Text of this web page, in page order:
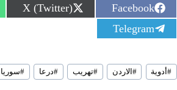
S
h
a
r
o
n
Facebook
S
h
o
n
X (Twitter)
S
h
r
e
o
Telegram
وسوم
المقال:
#أدوية #الاردن #تهريب #درعا #سوريا